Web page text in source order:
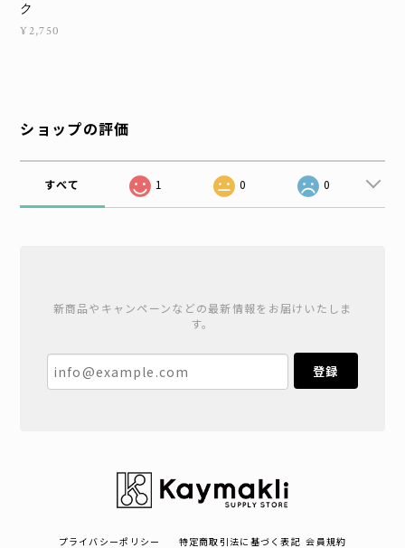
ク
¥2,750
ショップの評価
すべて 1 0 0
新商品やキャンペーンなどの最新情報をお届けいたしま
す。
登録
プライバシーポリシー 特定商取引法に基づく表記 会員規約